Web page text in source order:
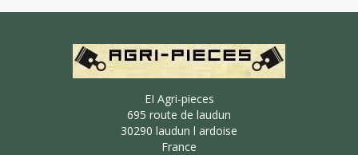
EI Agri-pieces
695 route de laudun
30290 laudun l ardoise
France